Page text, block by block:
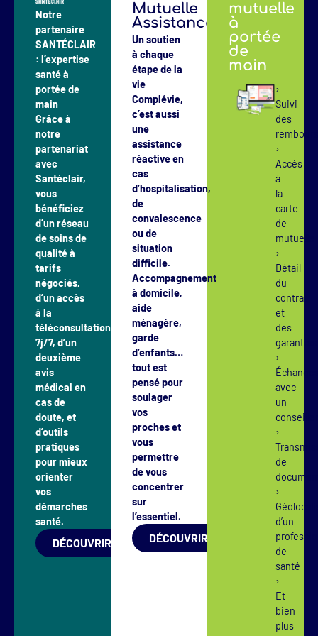
Notre
partenaire
SANTÉCLAIR
: l’expertise
santé à
portée de
main
Grâce à
notre
partenariat
avec
Santéclair,
vous
bénéficiez
d’un réseau
de soins de
qualité à
tarifs
négociés,
d’un accès
à la
téléconsultation
7j/7, d’un
deuxième
avis
médical en
cas de
doute, et
d’outils
pratiques
pour mieux
orienter
vos
démarches
santé.
DÉCOUVRIR
Mutuelle
Assistance
Un soutien
à chaque
étape de la
vie
Complévie,
c’est aussi
une
assistance
réactive en
cas
d’hospitalisation,
de
convalescence
ou de
situation
difficile.
Accompagnement
à domicile,
aide
ménagère,
garde
d’enfants…
tout est
pensé pour
soulager
vos
proches et
vous
permettre
de vous
concentrer
sur
l’essentiel.
DÉCOUVRIR
mutuelle
à
portée
de
main
›
Suivi
des
›
Accès
à
la
carte
de
›
Détail
du
contrat
et
des
›
avec
un
›
de
›
d’un
de
santé
›
Et
bien
plus